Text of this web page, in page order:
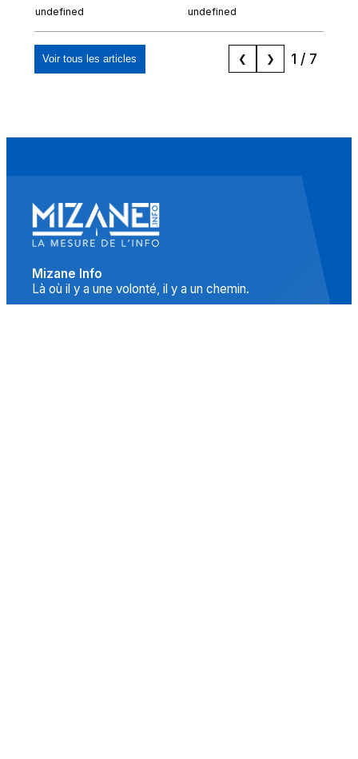
chez Ibn Sina
undefined
Espagnols d'origine
"musulmans"»
undefined
Voir tous les articles ❮ ❯ 1 / 7
Mizane Info
Là où il y a une volonté, il y a un chemin.